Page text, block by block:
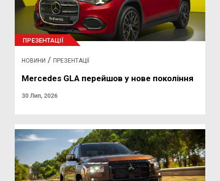
ПРЕЗЕНТАЦІЇ
НОВИНИ / ПРЕЗЕНТАЦІЇ
Mercedes GLA перейшов у нове покоління
30 Лип, 2026